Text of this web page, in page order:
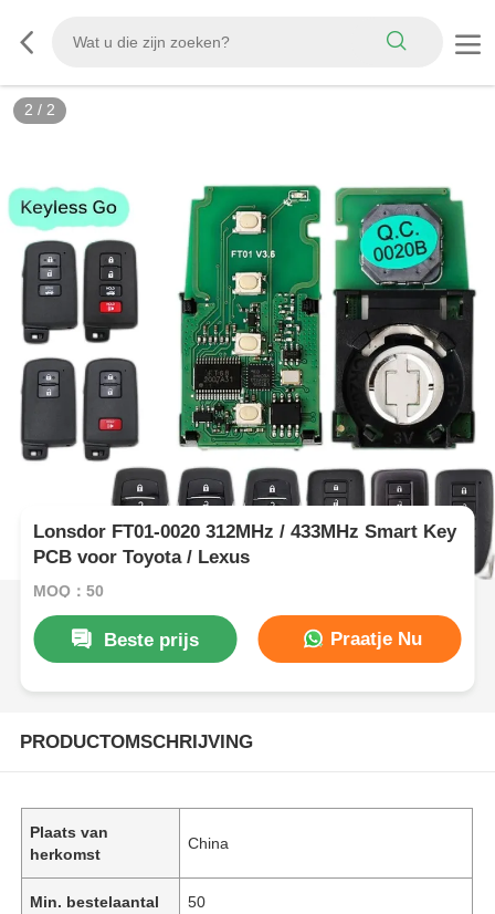
2 / 2
Lonsdor FT01-0020 312MHz / 433MHz Smart Key
PCB voor Toyota / Lexus
MOQ：50
Beste prijs Praatje Nu
PRODUCTOMSCHRIJVING
Plaats van
herkomst
China
Min. bestelaantal 50